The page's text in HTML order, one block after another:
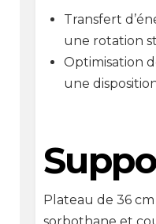
Transfert
une rotation
Optimisation
une
Plateau de 36